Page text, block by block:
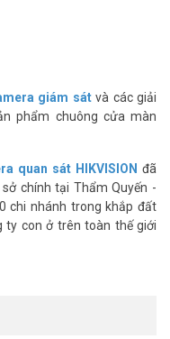
so với đĩa cứng cơ học.
kiện thời trang của
tính bảng Android và
kế, biên tập video, v.v.
đa của anh lên tới
giám sátvà các giải
phẩm chuông cửa màn
quan sát HIKVISION đã
chính tại Thẩm Quyến -
chi nhánh trong khắp đất
ty con ở trên toàn thế giới